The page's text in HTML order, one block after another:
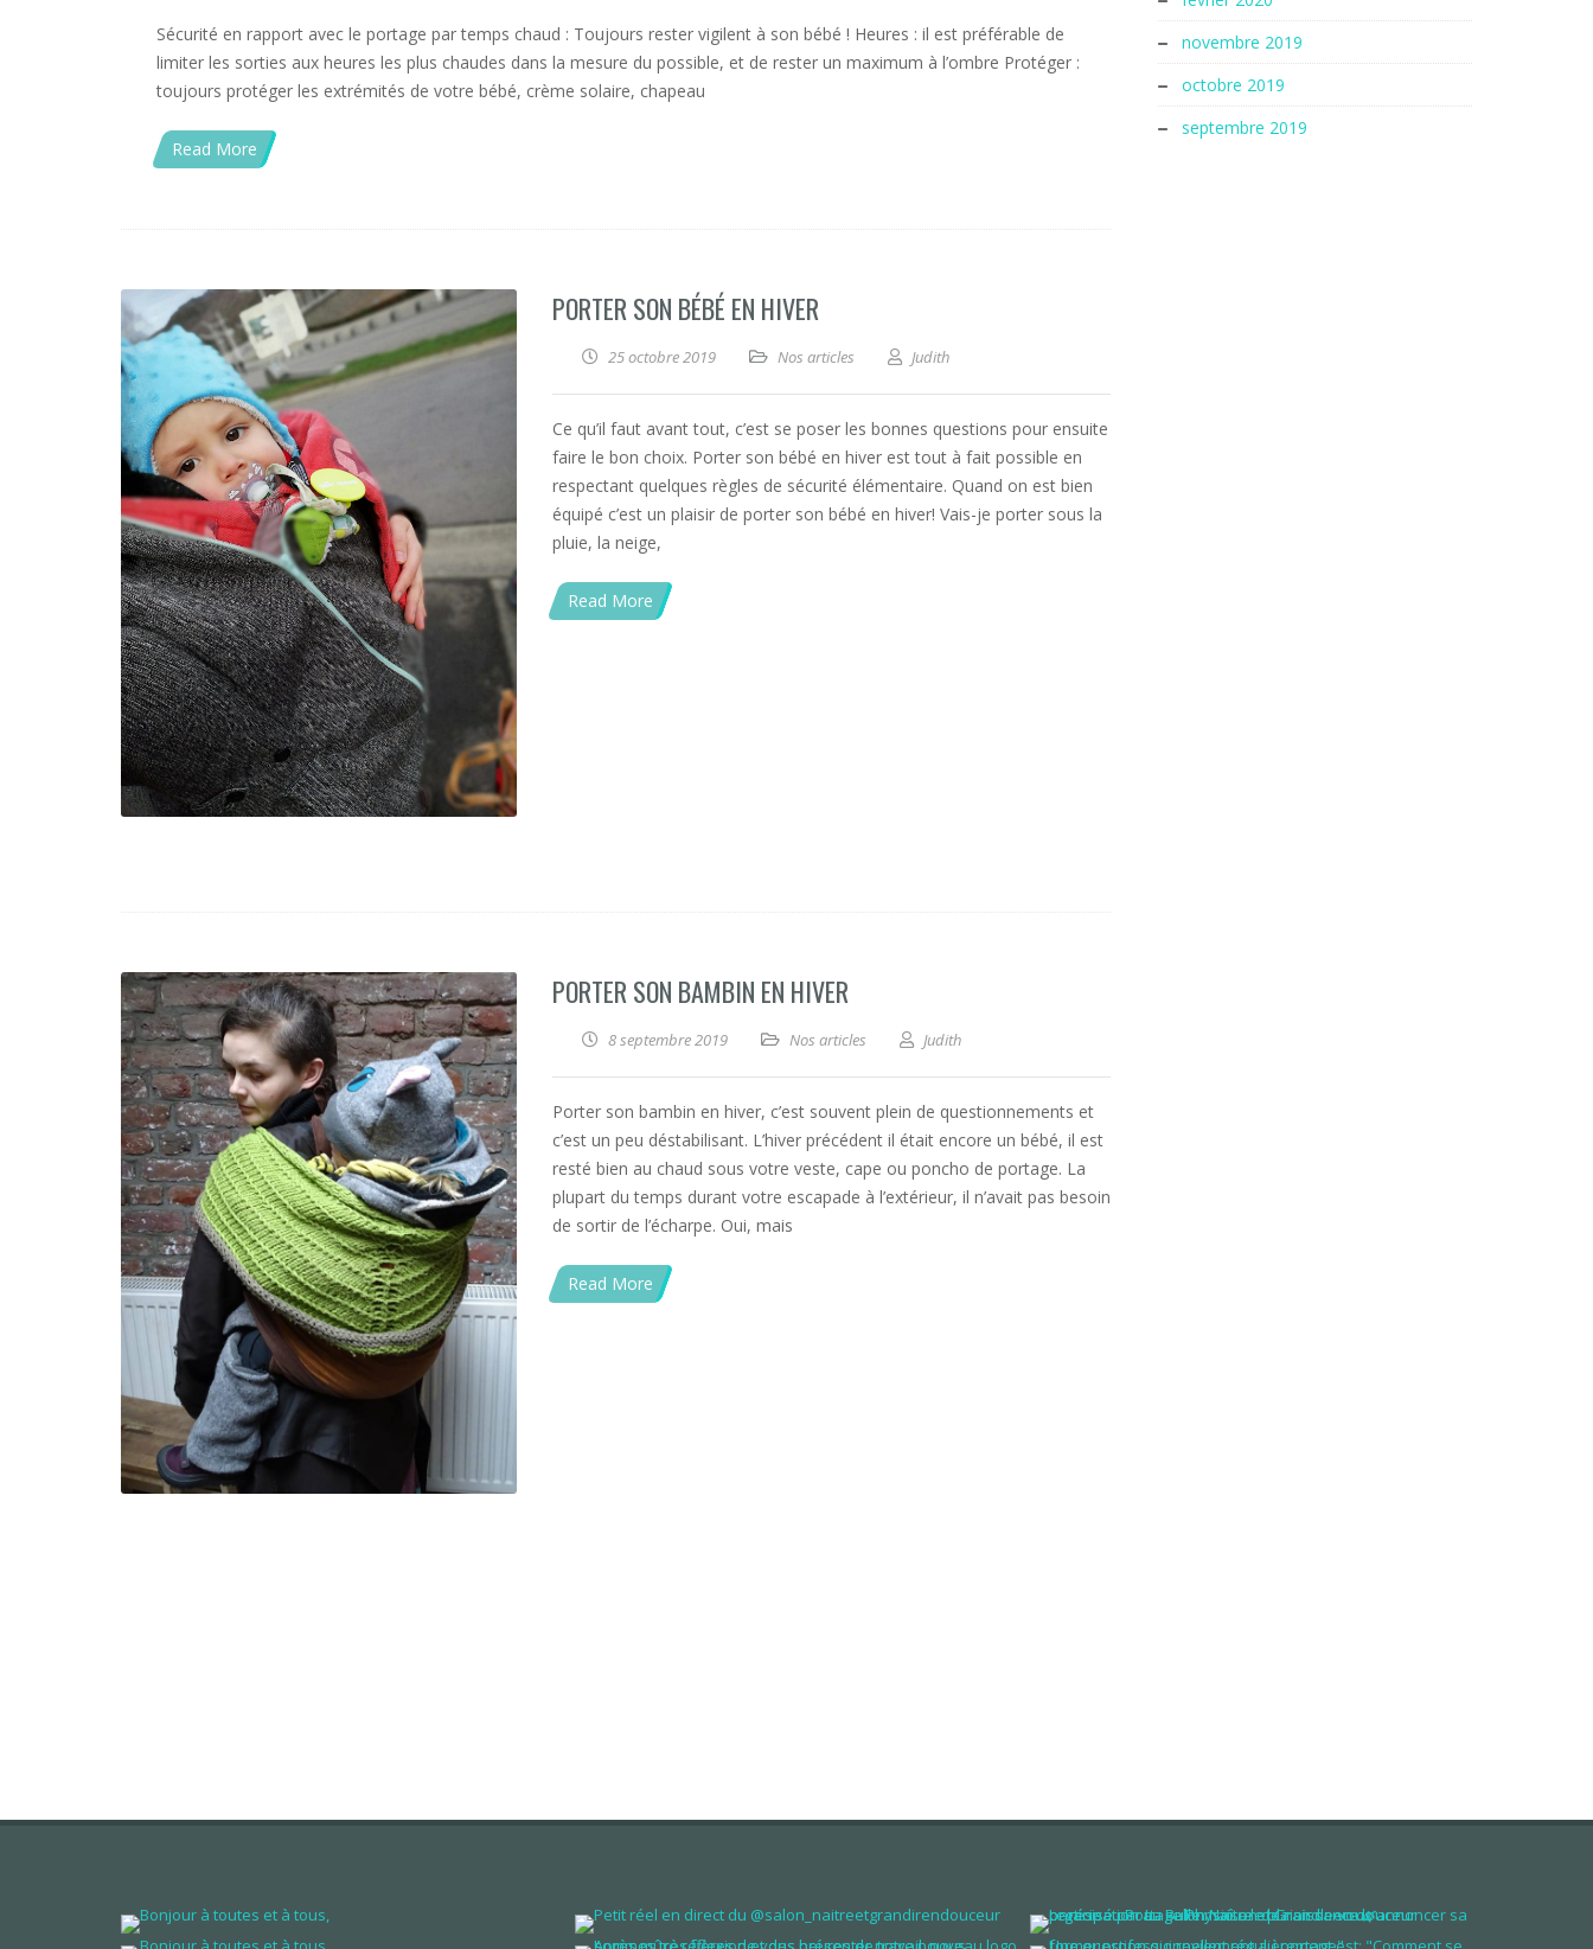
Sécurité en rapport avec le portage par temps chaud : Toujours rester vigilent à son bébé ! Heures : il est préférable de
limiter les sorties aux heures les plus chaudes dans la mesure du possible, et de rester un maximum à l’ombre Protéger :
toujours protéger les extrémités de votre bébé, crème solaire, chapeau
Read More
PORTER SON BÉBÉ EN HIVER
25 octobre 2019 Nos articles Judith
Ce qu’il faut avant tout, c’est se poser les bonnes questions pour ensuite
faire le bon choix. Porter son bébé en hiver est tout à fait possible en
respectant quelques règles de sécurité élémentaire. Quand on est bien
équipé c’est un plaisir de porter son bébé en hiver! Vais-je porter sous la
pluie, la neige,
Read More
PORTER SON BAMBIN EN HIVER
8 septembre 2019 Nos articles Judith
Porter son bambin en hiver, c’est souvent plein de questionnements et
c’est un peu déstabilisant. L’hiver précédent il était encore un bébé, il est
resté bien au chaud sous votre veste, cape ou poncho de portage. La
plupart du temps durant votre escapade à l’extérieur, il n’avait pas besoin
de sortir de l’écharpe. Oui, mais
Read More
novembre 2019
octobre 2019
septembre 2019